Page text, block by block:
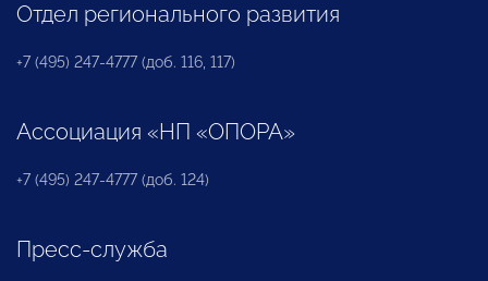
Отдел регионального развития
+7 (495) 247-4777 (доб. 116, 117)
Ассоциация «НП «ОПОРА»
+7 (495) 247-4777 (доб. 124)
Пресс-служба